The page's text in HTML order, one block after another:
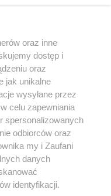
być powielany i
w jakikolwiek sposób (w
jakimkolwiek polu
z umieszczaniem w
Jakiekolwiek użycie lub
z naruszeniem prawa,
groźbą kary i może być
oraz inne
dostęp i
oraz
jak unikalne
wysyłane przez
celu zapewniania
spersonalizowanych
odbiorców oraz
my i Zaufani
danych
identyfikacji.